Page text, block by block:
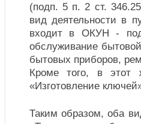
(подп. 5 п. 2 ст.
вид деятельности в
входит в ОКУН - под
обслуживание
бытовых приборов,
Кроме того, в этот
«Изготовление
Таким образом, оба